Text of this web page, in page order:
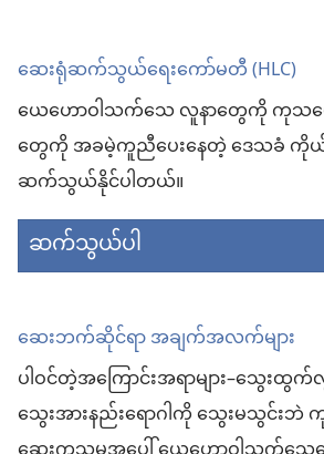
ဆေးရုံဆက်သွယ်ရေးကော်မတီ (HLC)
ယေဟောဝါသက်သေ လူနာတွေကို ကုသပ
တွေကို အခမဲ့ကူညီပေးနေတဲ့ ဒေသခံ
ဆက်သွယ်နိုင်ပါတယ်။
ဆက်သွယ်ပါ
ဆေးဘက်ဆိုင်ရာ အချက်အလက်များ
ပါဝင်တဲ့အကြောင်းအရာများ–သွေးထွက်
သွေးအားနည်းရောဂါကို သွေးမသွင်းဘဲ ကု